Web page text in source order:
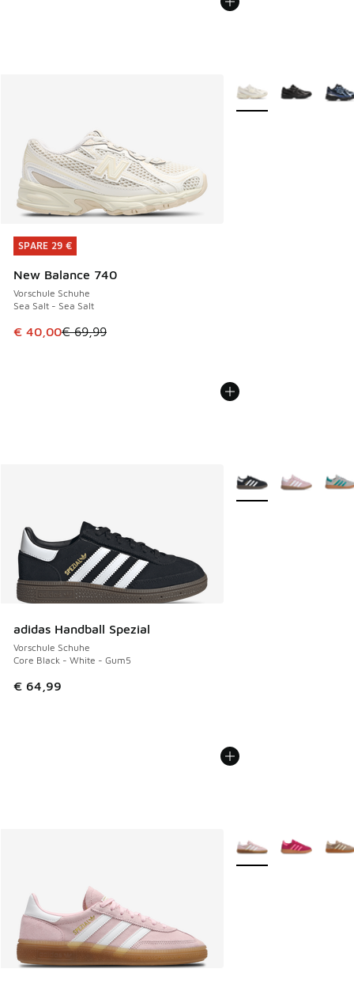
SPARE 29 €
New Balance 740
Vorschule Schuhe
Sea Salt - Sea Salt
Dieser Artikel ist im Sale. Der Preis ist von € 69,99 auf €
€ 40,00€ 69,99
SPARE 29 €
Weitere Farben
adidas Handball Spezial
Vorschule Schuhe
Core Black - White - Gum5
€ 64,99
Weitere Farben
Weitere Farben